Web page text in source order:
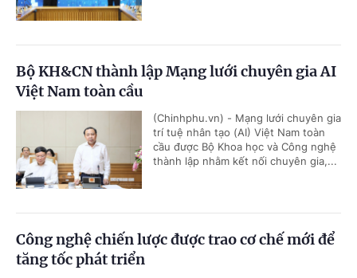
Bộ KH&CN thành lập Mạng lưới chuyên gia AI
Việt Nam toàn cầu
(Chinhphu.vn) - Mạng lưới chuyên gia
trí tuệ nhân tạo (AI) Việt Nam toàn
cầu được Bộ Khoa học và Công nghệ
thành lập nhằm kết nối chuyên gia,...
Công nghệ chiến lược được trao cơ chế mới để
tăng tốc phát triển